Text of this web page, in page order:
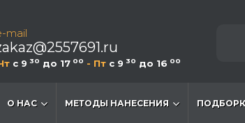
mail
c 9 30 до 17 00 - Пт c 9 30 до 16 00
О НАС МЕТОДЫ НАНЕСЕНИЯ